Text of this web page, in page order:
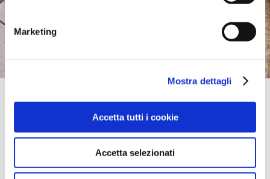
Marketing
Mostra dettagli
Accetta tutti i cookie
Accetta selezionati
VIA PALESTRO, 46/A,
54100, MASSA, MS, Italy
take me here